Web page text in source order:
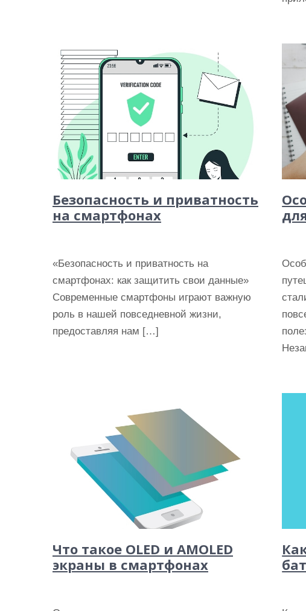
Безопасность и приватность
на смартфонах
«Безопасность и приватность на
смартфонах: как защитить свои данные»
Современные смартфоны играют важную
роль в нашей повседневной жизни,
предоставляя нам […]
Что такое OLED и AMOLED
экраны в смартфонах